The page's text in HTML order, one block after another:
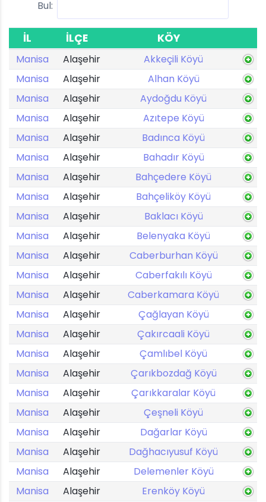
Bul:
İL İLÇE KÖY
Manisa Alaşehir
Akkeçili Köyü
Manisa
Alaşehir
Alhan Köyü
Manisa
Alaşehir
Aydoğdu Köyü
Manisa
Alaşehir
Azıtepe Köyü
Manisa
Alaşehir
Badınca Köyü
Manisa
Alaşehir
Bahadır Köyü
Manisa
Alaşehir
Bahçedere Köyü
Manisa
Alaşehir
Bahçeliköy Köyü
Manisa
Alaşehir
Baklacı Köyü
Manisa
Alaşehir
Belenyaka Köyü
Manisa
Alaşehir
Caberburhan Köyü
Manisa
Alaşehir
Caberfakılı Köyü
Manisa
Alaşehir
Caberkamara Köyü
Manisa
Alaşehir
Çağlayan Köyü
Manisa
Alaşehir
Çakırcaali Köyü
Manisa
Alaşehir
Çamlıbel Köyü
Manisa
Alaşehir
Çarıkbozdağ Köyü
Manisa
Alaşehir
Çarıkkaralar Köyü
Manisa
Alaşehir
Çeşneli Köyü
Manisa
Alaşehir
Dağarlar Köyü
Manisa
Alaşehir
Dağhacıyusuf Köyü
Manisa
Alaşehir
Delemenler Köyü
Manisa
Alaşehir
Erenköy Köyü